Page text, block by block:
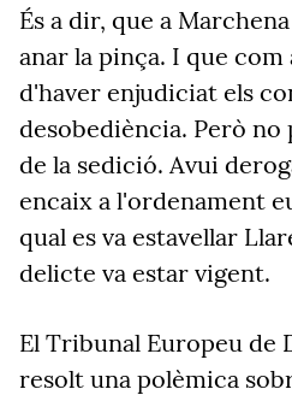
És a dir, que a
anar la pinça. I que
d'haver enjudiciat els
desobediència. Però no
de la sedició. Avui
encaix a l'ordenament
qual es va estavellar
delicte va estar vigent.
El Tribunal Europeu de
resolt una polèmica